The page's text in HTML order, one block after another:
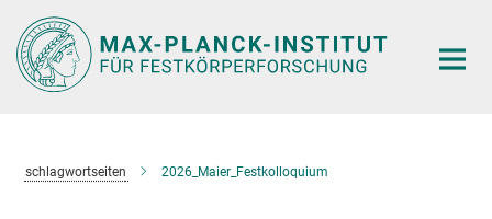
Hauptinhalt
schlagwortseiten 2026_Maier_Festkolloquium